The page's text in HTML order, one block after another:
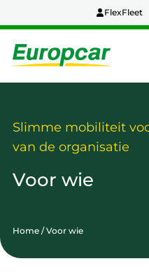
hoofdinhoud
FlexFleet
Home
Slimme mobiliteit
van de organisatie
Voor wie
Home/Voor wie